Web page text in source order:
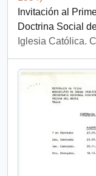
Invitación al
Doctrina Social
Iglesia Católica.